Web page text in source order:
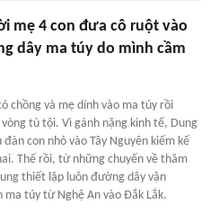
mẹ 4 con đưa cô ruột vào
dây ma túy do mình cầm
chồng và mẹ dính vào ma túy rồi
tù tội. Vì gánh nặng kinh tế, Dung
đàn con nhỏ vào Tây Nguyên kiếm kế
Thế rồi, từ những chuyến về thăm
thiết lập luôn đường dây vận
ma túy từ Nghệ An vào Đắk Lắk.